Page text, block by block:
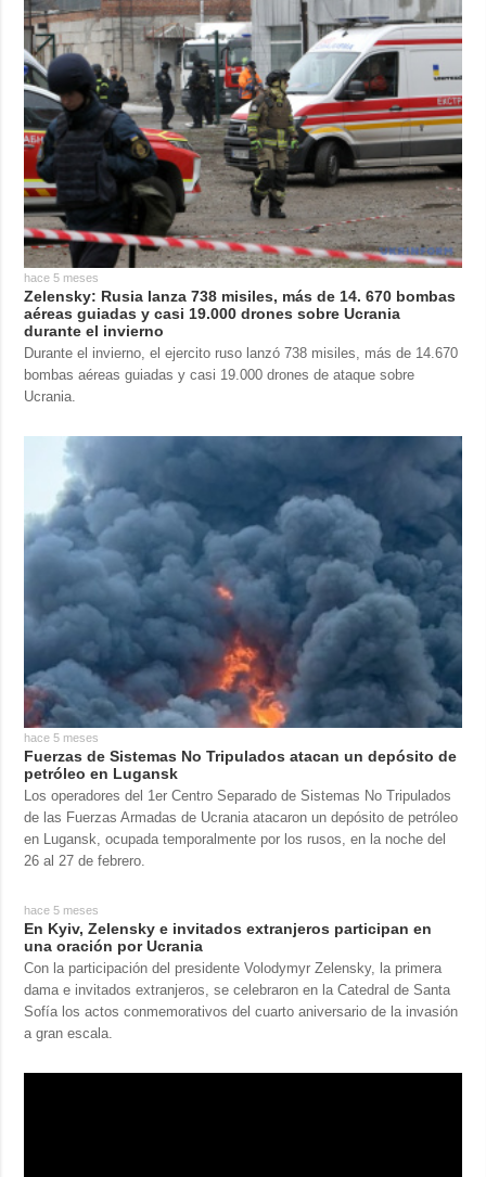
hace 5 meses
Zelensky: Rusia lanza 738 misiles, más de 14. 670 bombas
aéreas guiadas y casi 19.000 drones sobre Ucrania
durante el invierno
Durante el invierno, el ejercito ruso lanzó 738 misiles, más de 14.670
bombas aéreas guiadas y casi 19.000 drones de ataque sobre
Ucrania.
hace 5 meses
Fuerzas de Sistemas No Tripulados atacan un depósito de
petróleo en Lugansk
Los operadores del 1er Centro Separado de Sistemas No Tripulados
de las Fuerzas Armadas de Ucrania atacaron un depósito de petróleo
en Lugansk, ocupada temporalmente por los rusos, en la noche del
26 al 27 de febrero.
hace 5 meses
En Kyiv, Zelensky e invitados extranjeros participan en
una oración por Ucrania
Con la participación del presidente Volodymyr Zelensky, la primera
dama e invitados extranjeros, se celebraron en la Catedral de Santa
Sofía los actos conmemorativos del cuarto aniversario de la invasión
a gran escala.